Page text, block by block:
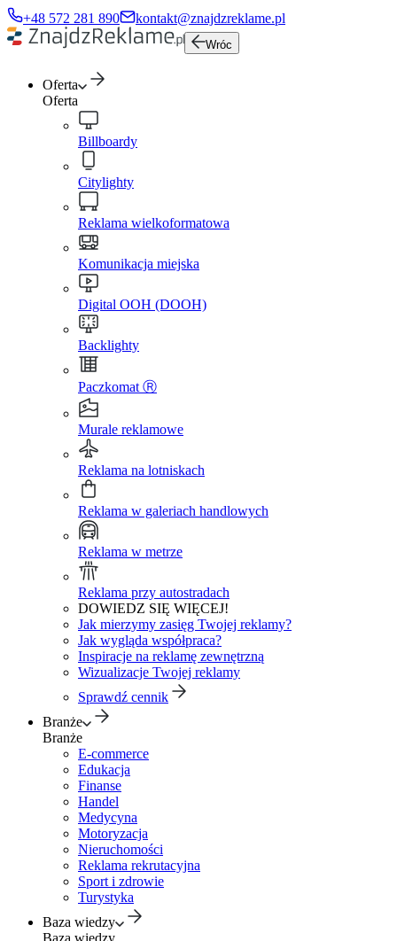
+48 572 281 890 kontakt@znajdzreklame.pl
Wróc
Oferta
Oferta
Billboardy
Citylighty
Reklama wielkoformatowa
Komunikacja miejska
Digital OOH (DOOH)
Backlighty
Paczkomat Ⓡ
Murale reklamowe
Reklama na lotniskach
Reklama w galeriach handlowych
Reklama w metrze
Reklama przy autostradach
DOWIEDZ SIĘ WIĘCEJ!
Jak mierzymy zasięg Twojej reklamy?
Jak wygląda współpraca?
Inspiracje na reklamę zewnętrzną
Wizualizacje Twojej reklamy
Sprawdź cennik
Branże
Branże
E-commerce
Edukacja
Finanse
Handel
Medycyna
Motoryzacja
Nieruchomości
Reklama rekrutacyjna
Sport i zdrowie
Turystyka
Baza wiedzy
Baza wiedzy